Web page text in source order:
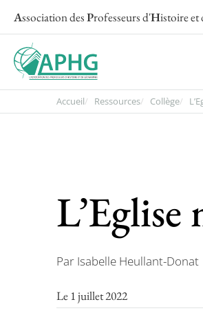
Association desProfesseurs d'Histoire et
Accueil Ressources Collège
L’Eglise
Par Isabelle Heullant-Donat
Le 1 juillet 2022